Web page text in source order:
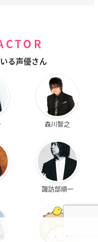
る声優さん
森川智之
諏訪部順一